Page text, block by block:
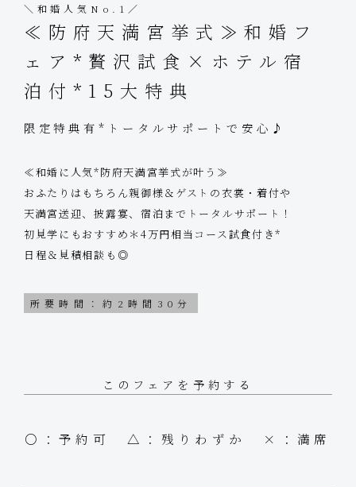
＼和婚人気No.1／
≪防府天満宮挙式≫和婚フ
ェア*贅沢試食×ホテル宿
泊付*15大特典
限定特典有*トータルサポートで安心♪
≪和婚に人気*防府天満宮挙式が叶う≫
おふたりはもちろん親御様＆ゲストの衣裳・着付や
天満宮送迎、披露宴、宿泊までトータルサポート！
初見学にもおすすめ＊4万円相当コース試食付き*
日程＆見積相談も◎
所要時間：約2時間30分
このフェアを予約する
○：予約可 △：残りわずか ×：満席